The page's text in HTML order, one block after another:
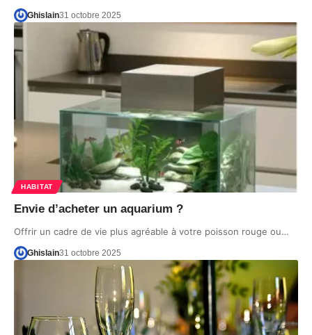
Ghislain31 octobre 2025
HABITAT
Envie d’acheter un aquarium ?
Offrir un cadre de vie plus agréable à votre poisson rouge ou…
Ghislain31 octobre 2025